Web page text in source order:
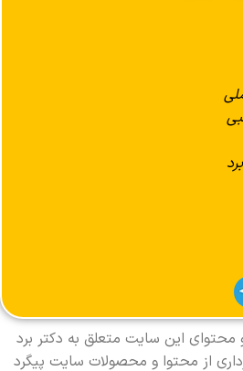
اين سایت متعلق به دکتر برد
از محتوا و محصولات سایت پیگرد